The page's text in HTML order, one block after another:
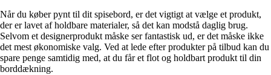
Når du køber pynt til dit spisebord, er det vigtigt at vælge et produkt,
der er lavet af holdbare materialer, så det kan modstå daglig brug.
Selvom et designerprodukt måske ser fantastisk ud, er det måske ikke
det mest økonomiske valg. Ved at lede efter produkter på tilbud kan du
spare penge samtidig med, at du får et flot og holdbart produkt til din
borddækning.